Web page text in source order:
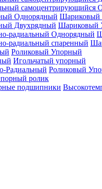
Шариковый
Шариковый
Роликовый Упорный
Игольчатый упорный
Роликовый
ролик